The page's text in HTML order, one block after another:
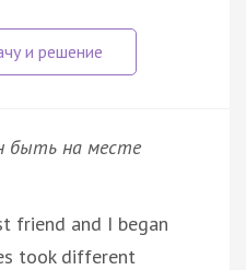
быть на месте
friend and I began
took different